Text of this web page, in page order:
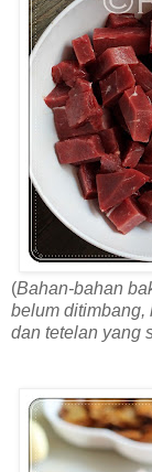
(Bahan-bahan
belum ditimbang,
dan tetelan yang